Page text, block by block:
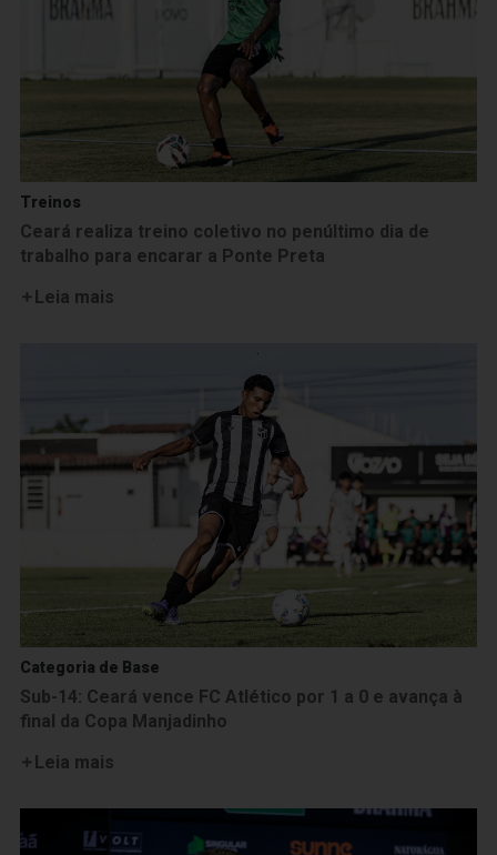
Treinos
Ceará realiza treino coletivo no penúltimo dia de
trabalho para encarar a Ponte Preta
Leia mais
Categoria de Base
Sub-14: Ceará vence FC Atlético por 1 a 0 e avança à
final da Copa Manjadinho
Leia mais